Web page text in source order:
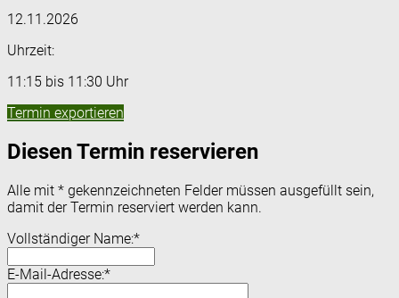
12.11.2026
Uhrzeit:
11:15 bis 11:30 Uhr
Termin exportieren
Diesen Termin reservieren
Alle mit * gekennzeichneten Felder müssen ausgefüllt sein,
damit der Termin reserviert werden kann.
Vollständiger Name:*
E-Mail-Adresse:*